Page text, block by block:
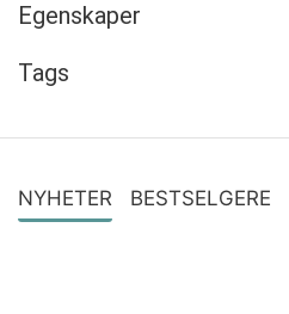
Egenskaper
Tags
NYHETER BESTSELGERE